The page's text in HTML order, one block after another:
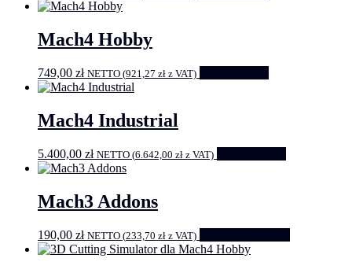
Mach4 Hobby
749,00 zł NETTO (921,27 zł z VAT)
Mach4 Industrial
5.400,00 zł NETTO (6.642,00 zł z VAT)
Mach3 Addons
190,00 zł NETTO (233,70 zł z VAT)